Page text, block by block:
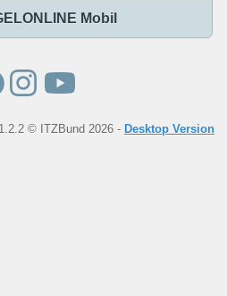
Mobil
© ITZBund 2026 - Desktop Version